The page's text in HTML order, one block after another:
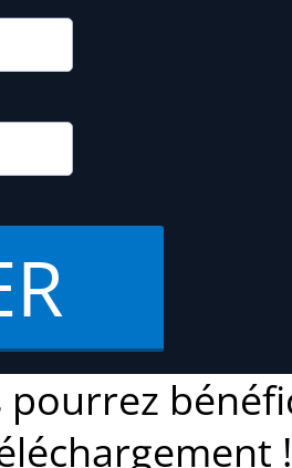
!